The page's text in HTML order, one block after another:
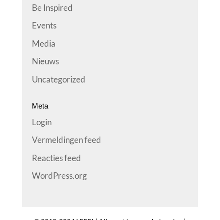
Be Inspired
Events
Media
Nieuws
Uncategorized
Meta
Login
Vermeldingen feed
Reacties feed
WordPress.org